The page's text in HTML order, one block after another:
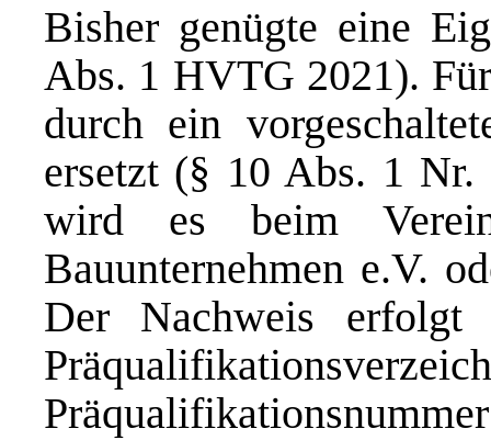
Bisher genügte eine
Abs. 1 HVTG 2021).
durch ein
ersetzt (§ 10 Abs. 1
wird es beim
Bauunternehmen e.V.
Der Nachweis